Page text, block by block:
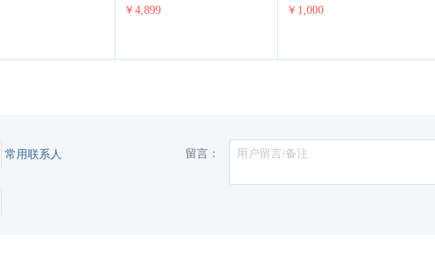
￥4,899 ￥1,000
常用联系人 留言：